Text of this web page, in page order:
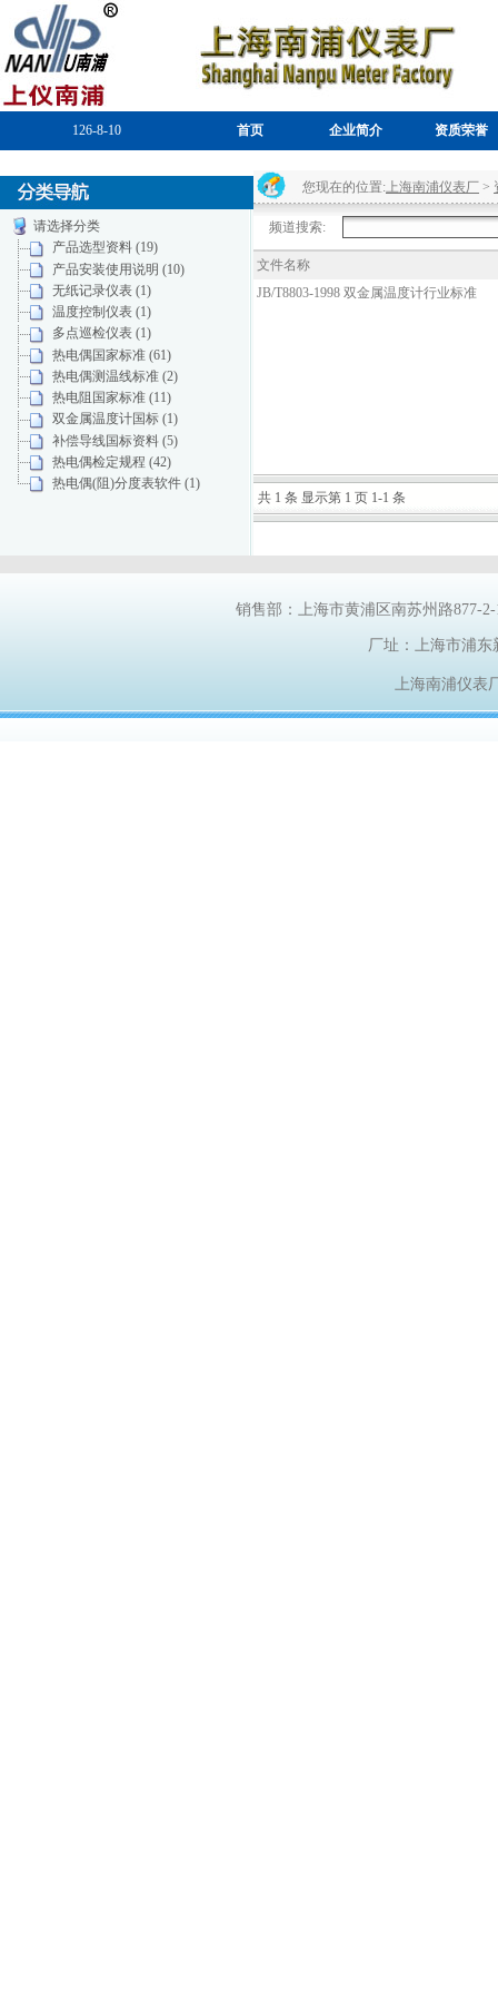
126-8-10 首页 企业简介 资质荣誉
请选择分类
产品选型资料 (19)
产品安装使用说明 (10)
无纸记录仪表 (1)
温度控制仪表 (1)
多点巡检仪表 (1)
热电偶国家标准 (61)
热电偶测温线标准 (2)
热电阻国家标准 (11)
双金属温度计国标 (1)
补偿导线国标资料 (5)
热电偶检定规程 (42)
热电偶(阻)分度表软件 (1)
您现在的位置:上海南浦仪表厂 >
频道搜索:
文件名称
JB/T8803-1998 双金属温度计行业标准
共 1 条 显示第 1 页 1-1 条
销售部：上海市黄浦区南苏州路877-
厂址：上海市浦
上海南浦仪表